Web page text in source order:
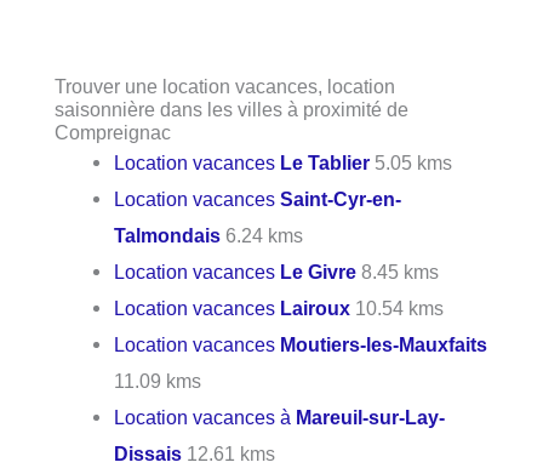
Trouver une location vacances, location
saisonnière dans les villes à proximité de
Compreignac
Location vacances Le Tablier 5.05 kms
Location vacancesSaint-Cyr-en-
Talmondais 6.24 kms
Location vacances Le Givre 8.45 kms
Location vacances Lairoux 10.54 kms
Location vacances Moutiers-les-Mauxfaits
11.09 kms
Location vacances à Mareuil-sur-Lay-
Dissais 12.61 kms